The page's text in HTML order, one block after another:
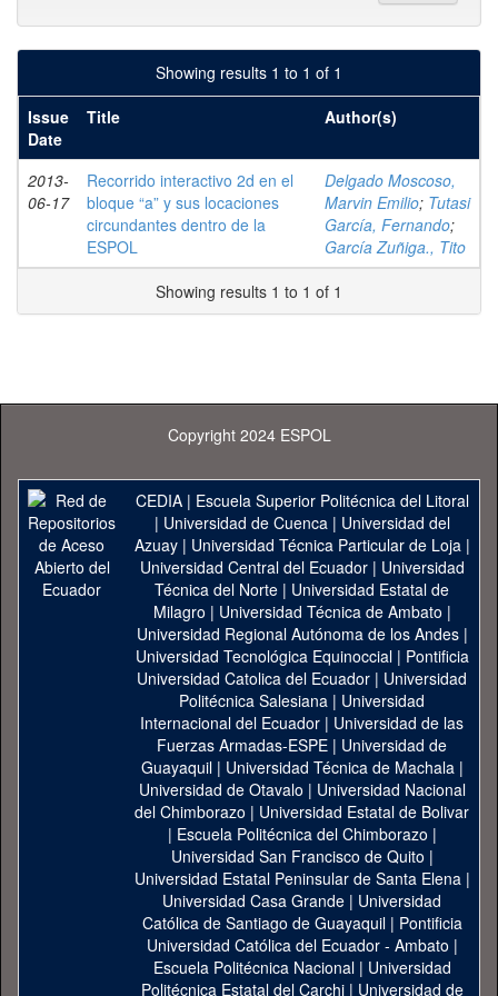
Showing results 1 to 1 of 1
Issue
Date
Title Author(s)
2013-
06-17
Recorrido interactivo 2d en el
bloque “a” y sus locaciones
circundantes dentro de la
ESPOL
Delgado Moscoso,
Marvin Emilio; Tutasi
García, Fernando;
García Zuñiga., Tito
Showing results 1 to 1 of 1
Copyright 2024 ESPOL
CEDIA| Escuela Superior Politécnica del Litoral
| Universidad de Cuenca| Universidad del
Azuay| Universidad Técnica Particular de Loja|
Universidad Central del Ecuador| Universidad
Técnica del Norte | Universidad Estatal de
Milagro | Universidad Técnica de Ambato |
Universidad Regional Autónoma de los Andes|
Universidad Tecnológica Equinoccial| Pontificia
Universidad Catolica del Ecuador | Universidad
Politécnica Salesiana | Universidad
Internacional del Ecuador | Universidad de las
Fuerzas Armadas-ESPE | Universidad de
Guayaquil| Universidad Técnica de Machala|
Universidad de Otavalo | Universidad Nacional
del Chimborazo | Universidad Estatal de Bolivar
| Escuela Politécnica del Chimborazo |
Universidad San Francisco de Quito |
Universidad Estatal Peninsular de Santa Elena|
Universidad Casa Grande | Universidad
Católica de Santiago de Guayaquil| Pontificia
Universidad Católica del Ecuador - Ambato |
Escuela Politécnica Nacional| Universidad
Politécnica Estatal del Carchi| Universidad de